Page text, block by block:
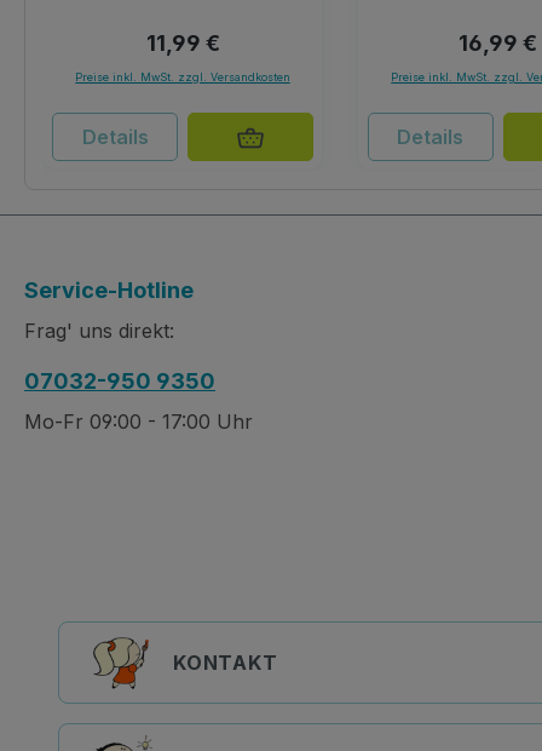
Regulärer Preis:
11,99 €
Preise inkl. MwSt. zzgl. Versandkosten
Details
16,99 €
Preise inkl. MwSt. zzgl.
Details
Service-Hotline
Frag' uns direkt:
07032-950 9350
Mo-Fr 09:00 - 17:00 Uhr
KONTAKT